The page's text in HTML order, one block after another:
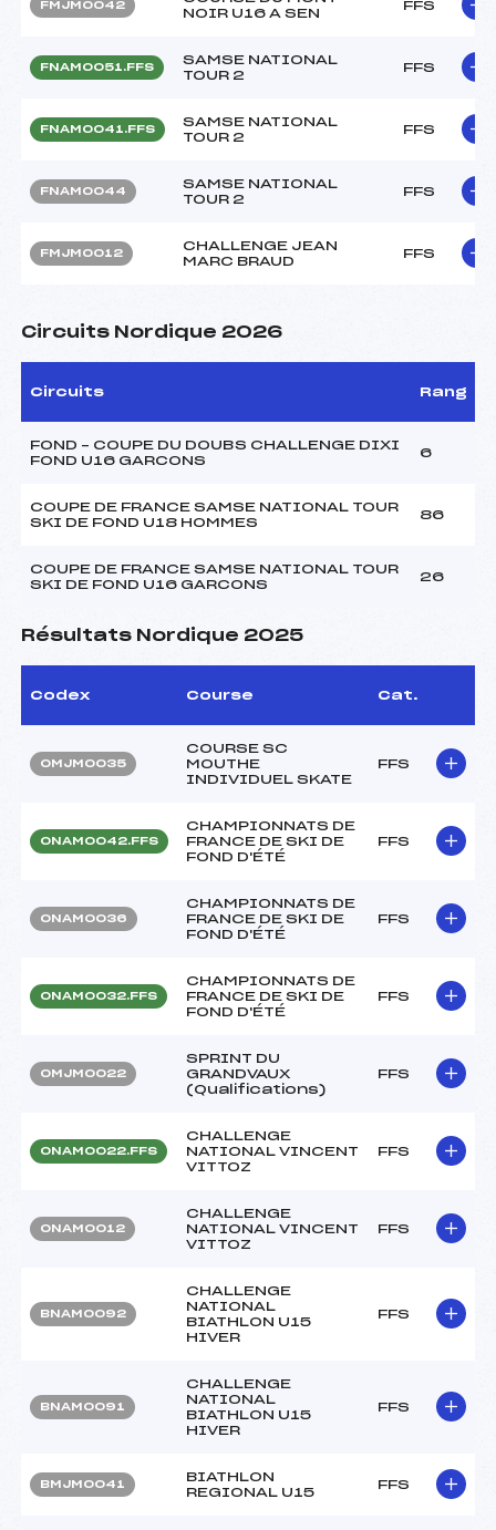
FMJM0042
NOIR U16 A SEN
FFS
FNAM0051.FFS
SAMSE NATIONAL
TOUR 2
FFS
FNAM0041.FFS
SAMSE NATIONAL
TOUR 2
FFS
FNAM0044
SAMSE NATIONAL
TOUR 2
FFS
FMJM0012
CHALLENGE JEAN
MARC BRAUD
FFS
Circuits Nordique 2026
Circuits Rang
FOND – COUPE DU DOUBS CHALLENGE DIXI
FOND U16 GARCONS
6
COUPE DE FRANCE SAMSE NATIONAL TOUR
SKI DE FOND U18 HOMMES
86
COUPE DE FRANCE SAMSE NATIONAL TOUR
SKI DE FOND U16 GARCONS
26
Résultats Nordique 2025
Codex Course Cat.
OMJM0035
COURSE SC
MOUTHE
INDIVIDUEL SKATE
FFS
ONAM0042.FFS
CHAMPIONNATS DE
FRANCE DE SKI DE
FOND D'ÉTÉ
FFS
ONAM0036
CHAMPIONNATS DE
FRANCE DE SKI DE
FOND D'ÉTÉ
FFS
ONAM0032.FFS
CHAMPIONNATS DE
FRANCE DE SKI DE
FOND D'ÉTÉ
FFS
OMJM0022
SPRINT DU
GRANDVAUX
(Qualifications)
FFS
ONAM0022.FFS
CHALLENGE
NATIONAL VINCENT
VITTOZ
FFS
ONAM0012
CHALLENGE
NATIONAL VINCENT
VITTOZ
FFS
BNAM0092
CHALLENGE
NATIONAL
BIATHLON U15
HIVER
FFS
BNAM0091
CHALLENGE
NATIONAL
BIATHLON U15
HIVER
FFS
BMJM0041
BIATHLON
REGIONAL U15
FFS